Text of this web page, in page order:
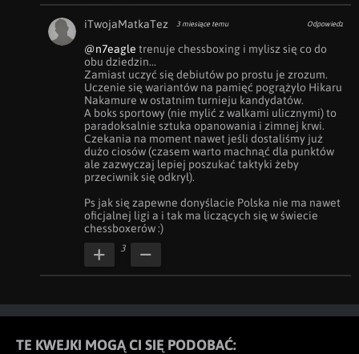
iTwojaMatkaTez 3 miesiące temu Odpowiedz
@n7eagle trenuje chessboxing i mylisz się co do
obu dziedzin...
Zamiast uczyć się debiutów po prostu je zrozum.
Uczenie się wariantów na pamięć pogrążyło Hikaru
Nakamure w ostatnim turnieju kandydatów.
A boks sportowy (nie mylić z walkami ulicznymi) to
paradoksalnie sztuka opanowania i zimnej krwi.
Czekania na moment nawet jeśli dostaliśmy już
dużo ciosów (czasem warto machnąć dla punktów
ale zazwyczaj lepiej poszukać taktyki żeby
przeciwnik się odkrył).
Ps jak się zapewne donyślacie Polska nie ma nawet
oficjalnej ligi a i tak ma liczących się w świecie
chessboxerów :)
3
TE KWEJKI MOGĄ CI SIĘ PODOBAĆ: